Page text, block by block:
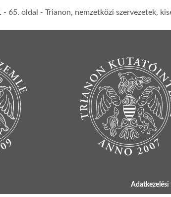
- 65. oldal - Trianon, nemzetközi szervezetek,